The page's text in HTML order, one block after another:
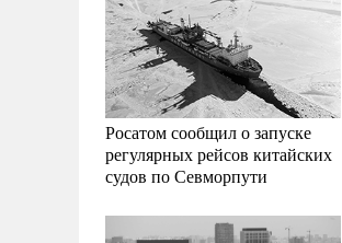
Росатом сообщил о запуске
регулярных рейсов китайских
судов по Севморпути